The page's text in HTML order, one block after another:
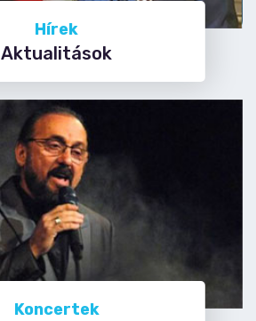
Hírek
Aktualitások
Koncertek